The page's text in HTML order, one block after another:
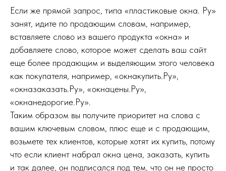
Если же прямой запрос, типа «пластиковые окна. Ру»
занят, идите по продающим словам, например,
вставляете слово из вашего продукта «окна» и
добавляете слово, которое может сделать ваш сайт
еще более продающим и выделяющим этого человека
как покупателя, например, «окнакупить.Ру»,
«окназаказать.Ру», «окнацены.Ру»,
«окнанедорогие.Ру».
Таким образом вы получите приоритет на слова с
вашим ключевым словом, плюс еще и с продающим,
возьмете тех клиентов, которые хотят их купить, потому
что если клиент набрал окна цена, заказать, купить
и так далее, он подписался под тем, что он не просто